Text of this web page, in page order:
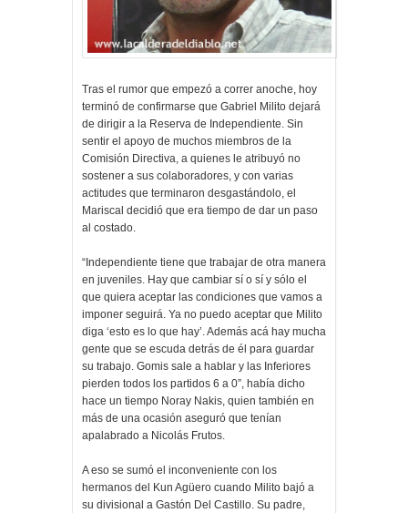
Tras el rumor que empezó a correr anoche, hoy
terminó de confirmarse que Gabriel Milito dejará
de dirigir a la Reserva de Independiente. Sin
sentir el apoyo de muchos miembros de la
Comisión Directiva, a quienes le atribuyó no
sostener a sus colaboradores, y con varias
actitudes que terminaron desgastándolo, el
Mariscal decidió que era tiempo de dar un paso
al costado.
“Independiente tiene que trabajar de otra manera
en juveniles. Hay que cambiar sí o sí y sólo el
que quiera aceptar las condiciones que vamos a
imponer seguirá. Ya no puedo aceptar que Milito
diga ‘esto es lo que hay’. Además acá hay mucha
gente que se escuda detrás de él para guardar
su trabajo. Gomis sale a hablar y las Inferiores
pierden todos los partidos 6 a 0”, había dicho
hace un tiempo Noray Nakis, quien también en
más de una ocasión aseguró que tenían
apalabrado a Nicolás Frutos.
A eso se sumó el inconveniente con los
hermanos del Kun Agüero cuando Milito bajó a
su divisional a Gastón Del Castillo. Su padre,